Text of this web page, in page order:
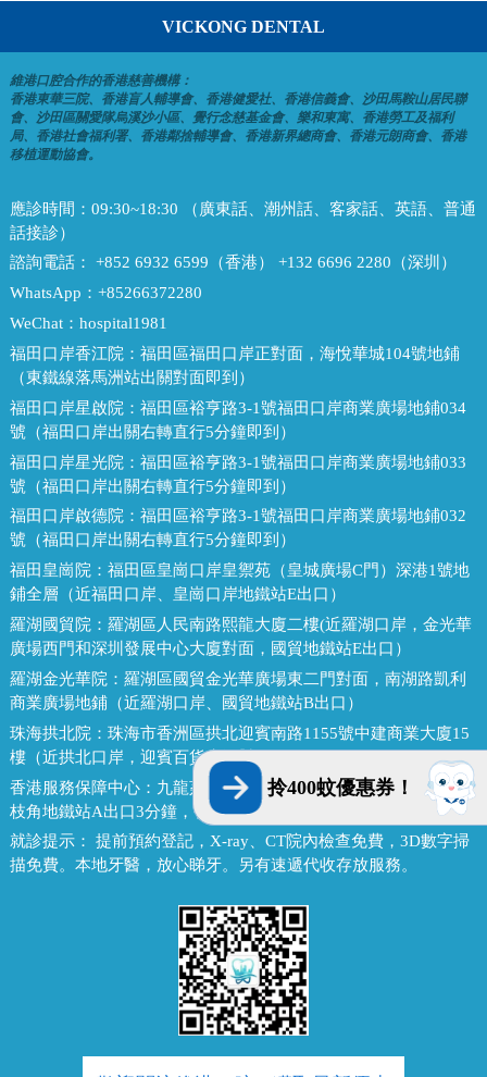
VICKONG DENTAL
維港口腔合作的香港慈善機構：
香港東華三院、香港盲人輔導會、香港健愛社、香港信義會、沙田馬鞍山居民聯
會、沙田區關愛隊烏溪沙小區、覺行念慈基金會、樂和東寓、香港勞工及福利
局、香港社會福利署、香港鄰捨輔導會、香港新界總商會、香港元朗商會、香港
移植運動協會。
應診時間： 09:30~18:30 （廣東話、潮州話、客家話、英語、普通
話接診）
諮詢電話： +852 6932 6599（香港） +132 6696 2280（深圳）
WhatsApp： +85266372280
WeChat： hospital1981
福田口岸香江院： 福田區福田口岸正對面，海悅華城104號地鋪
（東鐵線落馬洲站出關對面即到）
福田口岸星啟院： 福田區裕亨路3-1號福田口岸商業廣場地鋪034
號（福田口岸出關右轉直行5分鐘即到）
福田口岸星光院： 福田區裕亨路3-1號福田口岸商業廣場地鋪033
號（福田口岸出關右轉直行5分鐘即到）
福田口岸啟德院： 福田區裕亨路3-1號福田口岸商業廣場地鋪032
號（福田口岸出關右轉直行5分鐘即到）
福田皇崗院： 福田區皇崗口岸皇禦苑（皇城廣場C門）深港1號地
鋪全層（近福田口岸、皇崗口岸地鐵站E出口）
羅湖國貿院： 羅湖區人民南路熙龍大廈二樓(近羅湖口岸，金光華
廣場西門和深圳發展中心大廈對面，國貿地鐵站E出口）
羅湖金光華院： 羅湖區國貿金光華廣場東二門對面，南湖路凱利
商業廣場地鋪（近羅湖口岸、國貿地鐵站B出口）
珠海拱北院： 珠海市香洲區拱北迎賓南路1155號中建商業大廈15
樓（近拱北口岸，迎賓百貨廣場對面）
香港服務保障中心： 九龍荔枝角長裕街11號定豐中心1306室（荔
枝角地鐵站A出口3分鐘，香港辦公室暫不應診，提供網絡諮詢）
就診提示： 提前預約登記，X-ray、CT院內檢查免費，3D數字掃
描免費。本地牙醫，放心睇牙。另有速遞代收存放服務。
拎400蚊優惠券！